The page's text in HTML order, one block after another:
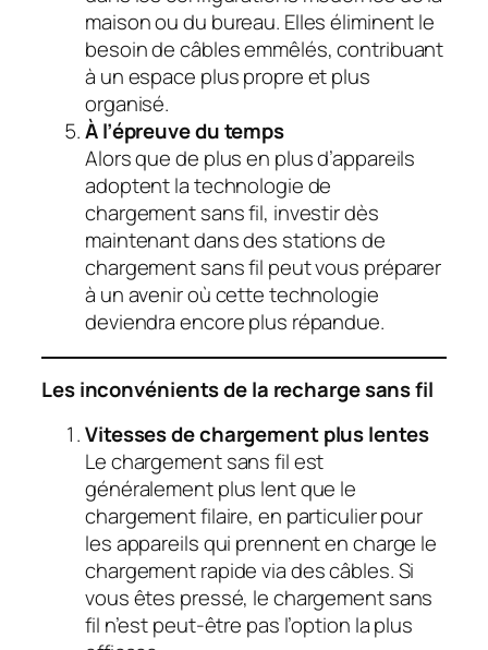
maison ou du bureau. Elles éliminent le
besoin de câbles emmêlés, contribuant
à un espace plus propre et plus
organisé.
À l’épreuve du temps
Alors que de plus en plus d’appareils
adoptent la technologie de
chargement sans fil, investir dès
maintenant dans des stations de
chargement sans fil peut vous préparer
à un avenir où cette technologie
deviendra encore plus répandue.
Les inconvénients de la recharge sans fil
Vitesses de chargement plus lentes
Le chargement sans fil est
généralement plus lent que le
chargement filaire, en particulier pour
les appareils qui prennent en charge le
chargement rapide via des câbles. Si
vous êtes pressé, le chargement sans
fil n’est peut-être pas l’option la plus